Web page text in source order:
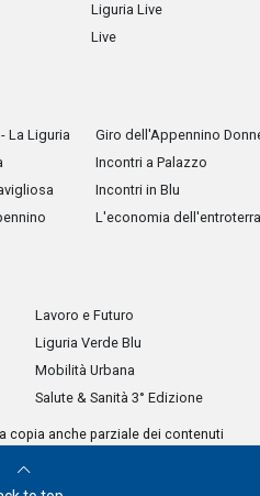
Liguria Live
Live
La Liguria
Giro dell'Appennino
Incontri a Palazzo
Incontri in Blu
L'economia dell'entroterra
Lavoro e Futuro
Liguria Verde Blu
Mobilità Urbana
Salute & Sanità 3° Edizione
copia anche parziale dei contenuti